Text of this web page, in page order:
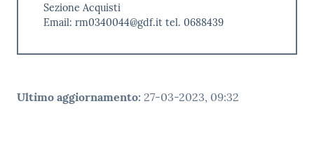
Sezione Acquisti
Email: rm0340044@gdf.it tel. 0688439
Ultimo aggiornamento: 27-03-2023, 09:32